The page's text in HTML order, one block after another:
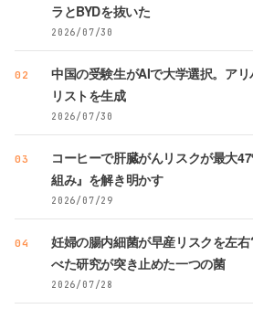
ラとBYDを抜いた
2026/07/30
02
中国の受験生がAIで大学選択。ア
リストを生成
2026/07/30
03
コーヒーで肝臓がんリスクが最大
組み』を解き明かす
2026/07/29
04
妊婦の腸内細菌が早産リスクを左
べた研究が突き止めた一つの菌
2026/07/28